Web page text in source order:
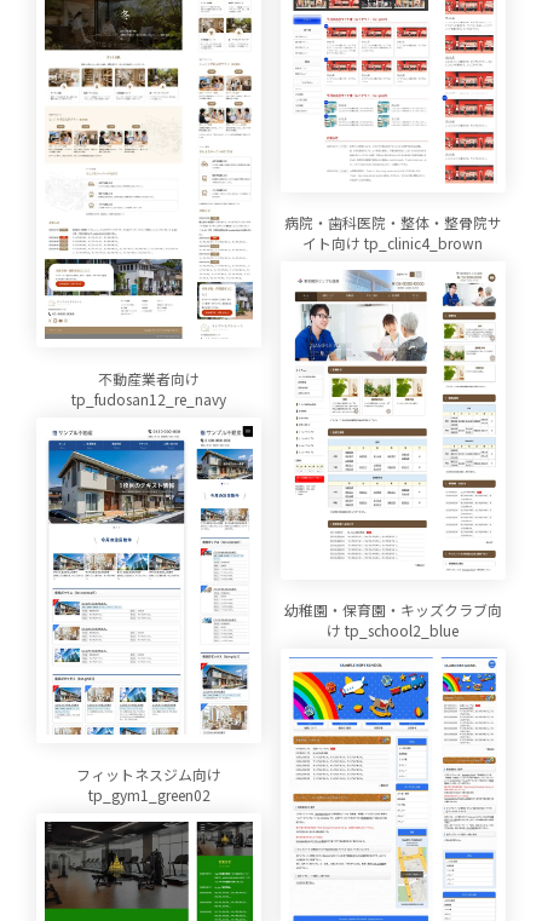
病院・歯科医院・整体・整骨院サ
イト向け tp_clinic4_brown
不動産業者向け
tp_fudosan12_re_navy
幼稚園・保育園・キッズクラブ向
け tp_school2_blue
フィットネスジム向け
tp_gym1_green02